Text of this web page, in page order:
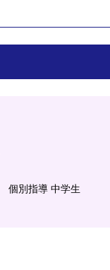
個別指導 中学生